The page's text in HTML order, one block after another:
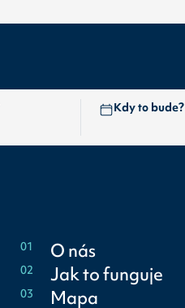
Kdy to bude?
01 O nás
02 Jak to funguje
03 Mapa